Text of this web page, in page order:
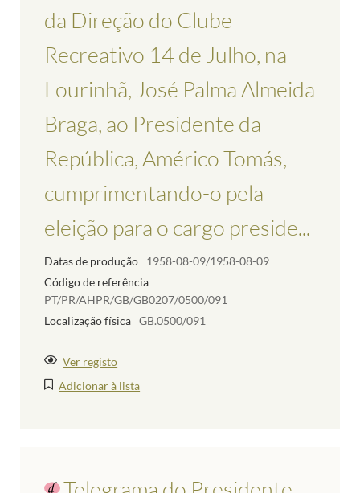
da Direção do Clube
Recreativo 14 de Julho, na
Lourinhã, José Palma Almeida
Braga, ao Presidente da
República, Américo Tomás,
cumprimentando-o pela
eleição para o cargo preside...
Datas de produção
1958-08-09/1958-08-09
Código de referência
PT/PR/AHPR/GB/GB0207/0500/091
Localização física GB.0500/091
Ver registo
Adicionar à lista